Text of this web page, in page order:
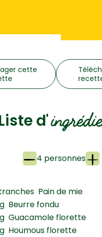
cette
d'
4 personnes
Pain de mie
Beurre fondu
Guacamole florette
Houmous florette